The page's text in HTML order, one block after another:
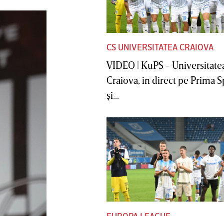
CS UNIVERSITATEA CRAIOVA
VIDEO | KuPS -
Craiova, în direct pe Prima
şi...